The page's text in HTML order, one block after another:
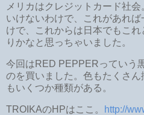
メリカはクレジットカード社
いけないわけで、これがあれ
けで、これからは日本でもこ
りかなと思っちゃいました。
今回はRED PEPPERっていう
のを買いました。色もたくさ
もいくつか種類がある。
TROIKAのHPはここ。 http://